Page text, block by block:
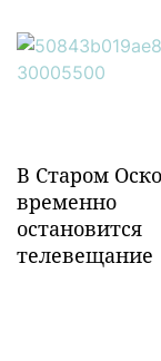
Забайкалье
В Старом
временно
остановится
телевещание